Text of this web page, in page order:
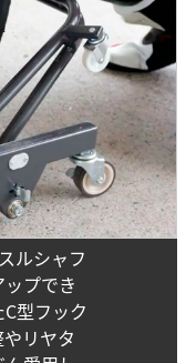
ルシャフ
プでき
型フック
リヤタ